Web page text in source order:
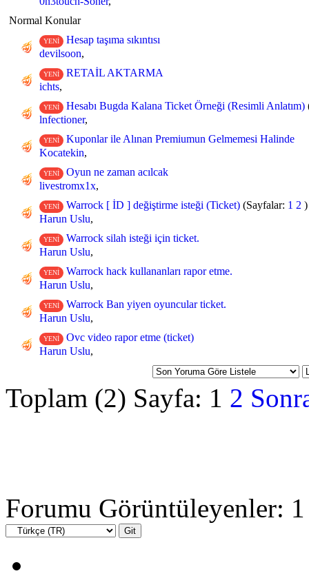
Normal Konular
YENİ
Hesap taşıma sıkıntısı
devilsoon,
YENİ
RETAİL AKTARMA
ichts,
YENİ Hesabı Bugda Kalana Ticket Örneği (Resimli Anlatım)
lnfectioner,
YENİ
Kuponlar ile Alınan Premiumun Gelmemesi Halinde
Kocatekin,
YENİ
Oyun ne zaman acılcak
livestromx1x,
YENİ Warrock [ İD ] değiştirme isteği (Ticket) (Sayfalar: 1 2 )
Harun Uslu,
YENİ
Warrock silah isteği için ticket.
Harun Uslu,
YENİ
Warrock hack kullananları rapor etme.
Harun Uslu,
YENİ
Warrock Ban yiyen oyuncular ticket.
Harun Uslu,
YENİ
Ovc video rapor etme (ticket)
Harun Uslu,
Toplam (2) Sayfa: 1 2
Forumu Görüntüleyenler: